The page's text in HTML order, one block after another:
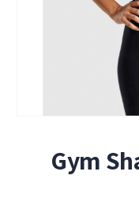
Gym